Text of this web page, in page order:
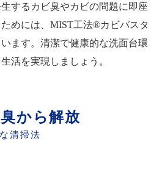
するカビ臭やカビの問題に即座
めには、MIST工法®カビバスタ
ます。清潔で健康的な洗面台環
活を実現しましょう。
から解放
清掃法